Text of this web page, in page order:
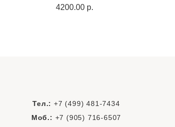
4200.00 p.
Тел.: +7 (499) 481-7434
Моб.: +7 (905) 716-6507